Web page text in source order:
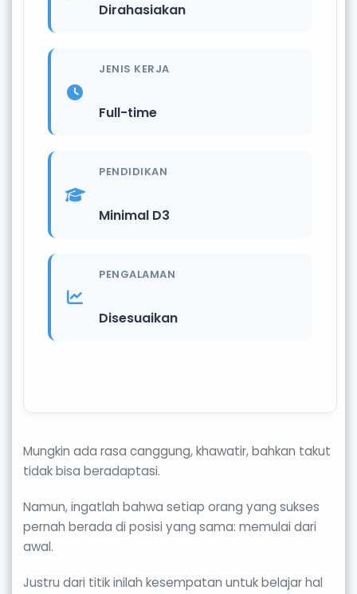
Dirahasiakan
JENIS KERJA
Full-time
PENDIDIKAN
Minimal D3
PENGALAMAN
Disesuaikan
Mungkin ada rasa canggung, khawatir, bahkan takut
tidak bisa beradaptasi.
Namun, ingatlah bahwa setiap orang yang sukses
pernah berada di posisi yang sama: memulai dari
awal.
Justru dari titik inilah kesempatan untuk belajar hal